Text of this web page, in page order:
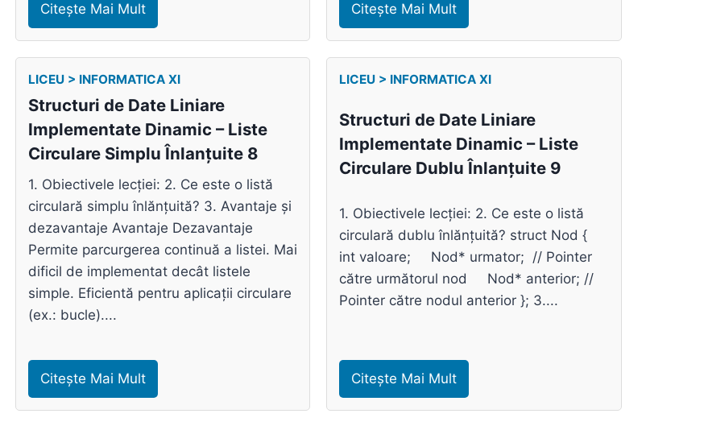
Citește Mai Mult Citește Mai Mult
LICEU > INFORMATICA XI
Structuri de Date Liniare
Implementate Dinamic – Liste
Circulare Simplu Înlanțuite 8
1. Obiectivele lecției: 2. Ce este o listă
circulară simplu înlănțuită? 3. Avantaje și
dezavantaje Avantaje Dezavantaje
Permite parcurgerea continuă a listei. Mai
dificil de implementat decât listele
simple. Eficientă pentru aplicații circulare
(ex.: bucle)....
Citește Mai Mult
LICEU > INFORMATICA XI
Structuri de Date Liniare
Implementate Dinamic – Liste
Circulare Dublu Înlanțuite 9
1. Obiectivele lecției: 2. Ce este o listă
circulară dublu înlănțuită? struct Nod {
int valoare; Nod* urmator; // Pointer
către următorul nod Nod* anterior; //
Pointer către nodul anterior }; 3....
Citește Mai Mult